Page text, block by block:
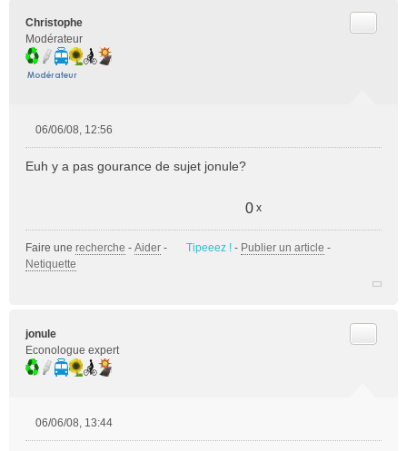
Christophe
Modérateur
s
o
06/06/08, 12:56
Euh y a pas gourance de sujet jonule?
0 x
Faire une recherche - Aider - Tipeeez ! - Publier un article -
Netiquette
jonule
Econologue expert
06/06/08, 13:44